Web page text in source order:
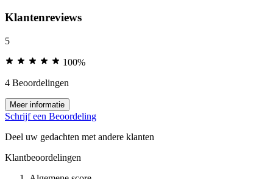
Klantenreviews
5
100%
4 Beoordelingen
Meer informatie
Schrijf een Beoordeling
Deel uw gedachten met andere klanten
Klantbeoordelingen